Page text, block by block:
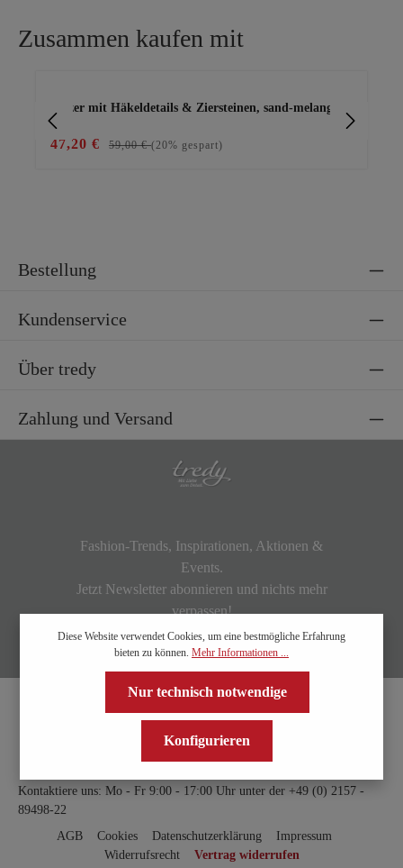
Zusammen kaufen mit
Blazer mit Häkeldetails & Ziersteinen, sand-melange
47,20 € 59,00 €(20% gespart)
Bestellung
Kundenservice
Über tredy
Zahlung und Versand
Fashion-Trends, Inspirationen, Aktionen &
Events.
Jetzt Newsletter abonnieren und nichts mehr
verpassen!
Kontaktiere uns: Mo - Fr 9:00 - 17:00 Uhr unter der +49 (0) 2157 -
89498-22
AGB
Cookies Datenschutzerklärung
Impressum
Widerrufsrecht
Vertrag widerrufen
Diese Website verwendet Cookies, um eine bestmögliche Erfahrung
bieten zu können. Mehr Informationen ...
Nur technisch notwendige
Konfigurieren